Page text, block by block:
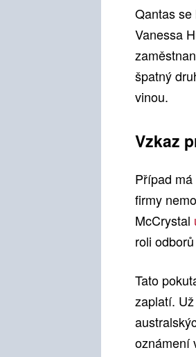
Qantas
Vanessa
špatný
vinou.
Vzkaz
Případ
firmy
McCrystal
roli
Tato
zaplatí.
oznámení